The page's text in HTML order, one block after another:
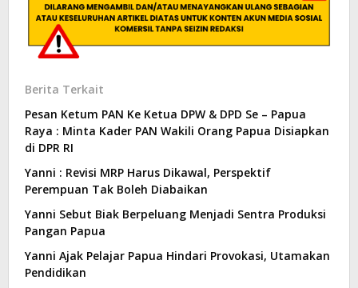
Berita Terkait
Pesan Ketum PAN Ke Ketua DPW & DPD Se – Papua
Raya : Minta Kader PAN Wakili Orang Papua Disiapkan
di DPR RI
Yanni : Revisi MRP Harus Dikawal, Perspektif
Perempuan Tak Boleh Diabaikan
Yanni Sebut Biak Berpeluang Menjadi Sentra Produksi
Pangan Papua
Yanni Ajak Pelajar Papua Hindari Provokasi, Utamakan
Pendidikan